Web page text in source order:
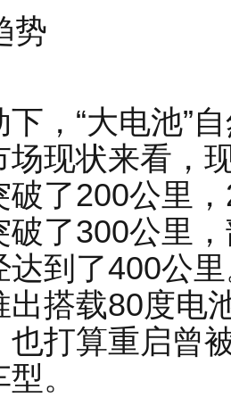
势
，“大电池”
场现状来看，
破了200公里
破了300公里
达到了400公
出搭载80度电
也打算重启曾
。